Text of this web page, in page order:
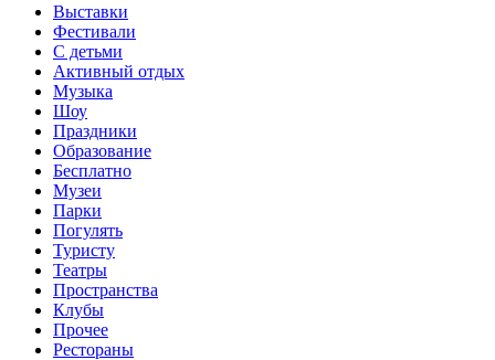
Выставки
Фестивали
С детьми
Активный отдых
Музыка
Шоу
Праздники
Образование
Бесплатно
Музеи
Парки
Погулять
Туристу
Театры
Пространства
Клубы
Прочее
Рестораны